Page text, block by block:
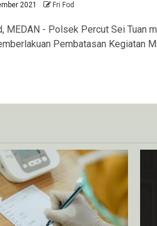
2021 Fri Fod
MEDAN - Polsek Percut Sei Tuan
Pembatasan Kegiatan